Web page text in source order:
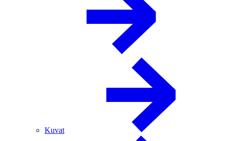
Kuvat